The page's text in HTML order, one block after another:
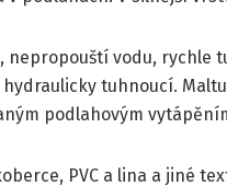
nepropouští vodu, rychle
tuhnoucí.
podlahovým
PVC a lina a jiné